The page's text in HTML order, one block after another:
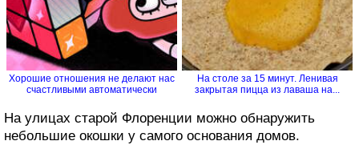
Хорошие отношения не делают нас
счастливыми автоматически
На столе за 15 минут. Ленивая
закрытая пицца из лаваша на...
На улицах старой Флоренции можно обнаружить
небольшие окошки у самого основания домов.